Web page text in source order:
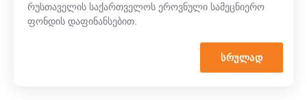
რუსთაველის საქართველოს ეროვნული სამეცნიერო
ფონდის დაფინანსებით.
ᲡᲠᲣᲚᲐᲓ